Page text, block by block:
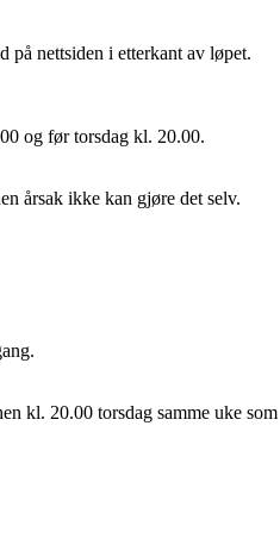
på nettsiden i etterkant av løpet.
og før torsdag kl. 20.00.
årsak ikke kan gjøre det selv.
kl. 20.00 torsdag samme uke som